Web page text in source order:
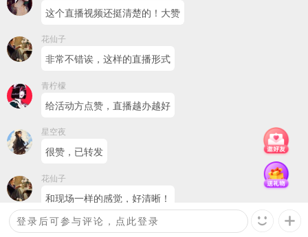
这个直播视频还挺清楚的！大赞
花仙子
非常不错诶，这样的直播形式
青柠檬
给活动方点赞，直播越办越好
星空夜
很赞，已转发
花仙子
和现场一样的感觉，好清晰！
超越自已
回复 观众：这是一条评论